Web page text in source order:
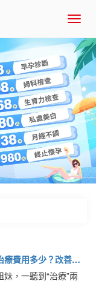
療費用多少？改善經
介紹
，一聽到“治療”兩